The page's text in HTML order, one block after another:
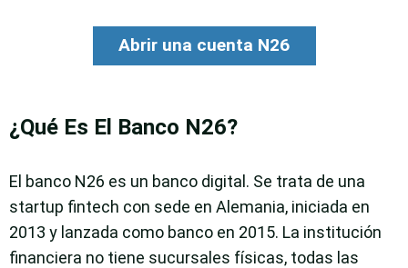
Abrir una cuenta N26
¿Qué Es El Banco N26?
El banco N26 es un banco digital. Se trata de una
startup fintech con sede en Alemania, iniciada en
2013 y lanzada como banco en 2015. La institución
financiera no tiene sucursales físicas, todas las